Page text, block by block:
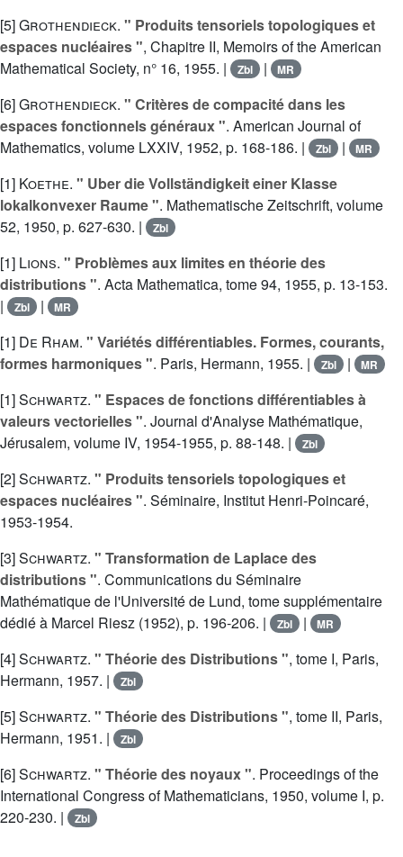
[5]Grothendieck. " Produits tensoriels topologiques et
espaces nucléaires ", Chapitre II, Memoirs of the American
Mathematical Society, n° 16, 1955. |
Zbl | MR
[6]Grothendieck. " Critères de compacité dans les
espaces fonctionnels généraux ". American Journal of
Mathematics, volume LXXIV, 1952, p. 168-186. |
Zbl | MR
[1] Koethe. " Uber die Vollständigkeit einer Klasse
lokalkonvexer Raume ". Mathematische Zeitschrift, volume
52, 1950, p. 627-630. |
Zbl
[1] Lions. " Problèmes aux limites en théorie des
distributions ". Acta Mathematica, tome 94, 1955, p. 13-153.
|
Zbl | MR
[1] De Rham. " Variétés différentiables. Formes, courants,
formes harmoniques ". Paris, Hermann, 1955. | Zbl | MR
[1]Schwartz. " Espaces de fonctions différentiables à
valeurs vectorielles ". Journal d'Analyse Mathématique,
Jérusalem, volume IV, 1954-1955, p. 88-148. |
Zbl
[2]Schwartz. " Produits tensoriels topologiques et
espaces nucléaires ". Séminaire, Institut Henri-Poincaré,
1953-1954.
[3]Schwartz. " Transformation de Laplace des
distributions ". Communications du Séminaire
Mathématique de l'Université de Lund, tome supplémentaire
dédié à Marcel Riesz (1952), p. 196-206. |
Zbl | MR
[4]Schwartz. " Théorie des Distributions ", tome I, Paris,
Hermann, 1957. |
Zbl
[5]Schwartz. " Théorie des Distributions ", tome II, Paris,
Hermann, 1951. |
Zbl
[6]Schwartz. " Théorie des noyaux ". Proceedings of the
International Congress of Mathematicians, 1950, volume I, p.
220-230. |
Zbl